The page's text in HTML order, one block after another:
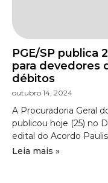
PGE/SP publica
para devedores
débitos
outubro 14, 2024
A Procuradoria Geral
publicou hoje (25) no
edital do Acordo
Leia mais »